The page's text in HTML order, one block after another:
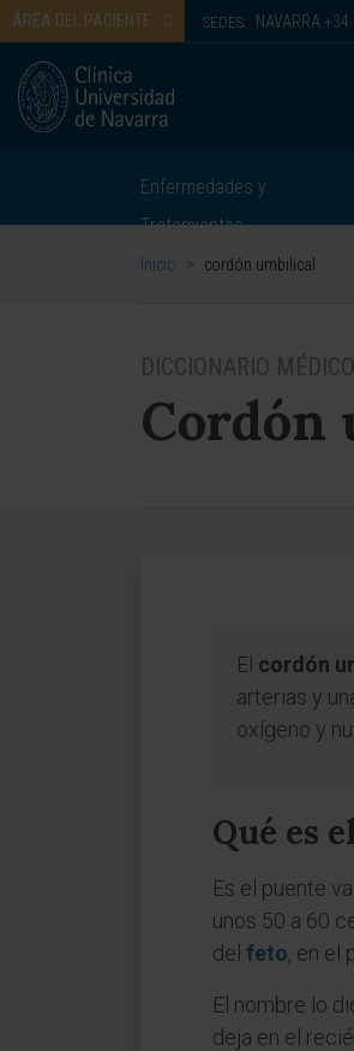
ÁREA DEL PACIENTE SEDES: NAVARRA +34
Enfermedades y
Tratamientos
Inicio > cordón umbilical
DICCIONARIO MÉDICO
Cordón
El cordón
arterias y
oxígeno y
Qué es
Es el puente
unos 50 a 60
del feto, en el
El nombre lo
deja en el